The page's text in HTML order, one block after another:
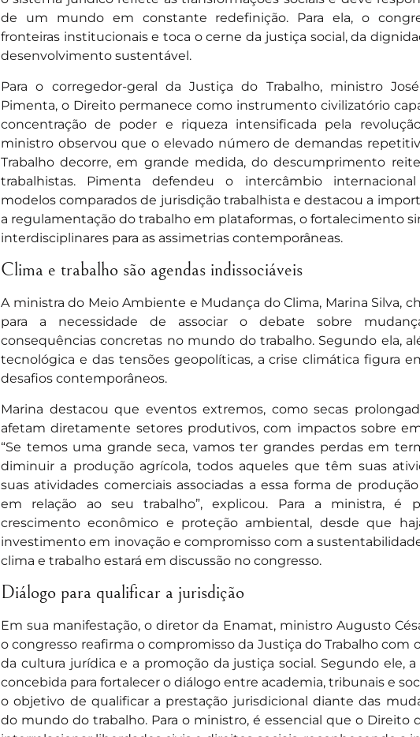
de um mundo em constante redefinição. Para ela, o
fronteiras institucionais e toca o cerne da justiça social, da
desenvolvimento sustentável.
Para o corregedor-geral da Justiça do Trabalho, ministro
Pimenta, o Direito permanece como instrumento civilizatório
concentração de poder e riqueza intensificada pela
ministro observou que o elevado número de demandas
Trabalho decorre, em grande medida, do descumprimento
trabalhistas. Pimenta defendeu o intercâmbio
modelos comparados de jurisdição trabalhista e destacou a
a regulamentação do trabalho em plataformas, o fortalecimento
interdisciplinares para as assimetrias contemporâneas.
Clima e trabalho são agendas indissociáveis
A ministra do Meio Ambiente e Mudança do Clima, Marina Silva,
para a necessidade de associar o debate sobre
consequências concretas no mundo do trabalho. Segundo ela,
tecnológica e das tensões geopolíticas, a crise climática figura
desafios contemporâneos.
Marina destacou que eventos extremos, como secas
afetam diretamente setores produtivos, com impactos sobre
“Se temos uma grande seca, vamos ter grandes perdas em
diminuir a produção agrícola, todos aqueles que têm suas
suas atividades comerciais associadas a essa forma de
em relação ao seu trabalho”, explicou. Para a ministra, é
crescimento econômico e proteção ambiental, desde que
investimento em inovação e compromisso com a
clima e trabalho estará em discussão no congresso.
Diálogo para qualificar a jurisdição
Em sua manifestação, o diretor da Enamat, ministro Augusto
o congresso reafirma o compromisso da Justiça do Trabalho com
da cultura jurídica e a promoção da justiça social. Segundo ele,
concebida para fortalecer o diálogo entre academia, tribunais e
o objetivo de qualificar a prestação jurisdicional diante das
do mundo do trabalho. Para o ministro, é essencial que o Direito